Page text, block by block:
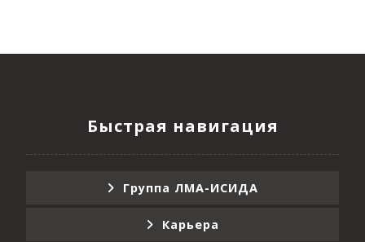
Быстрая навигация
Группа ЛМА-ИСИДА
Карьера